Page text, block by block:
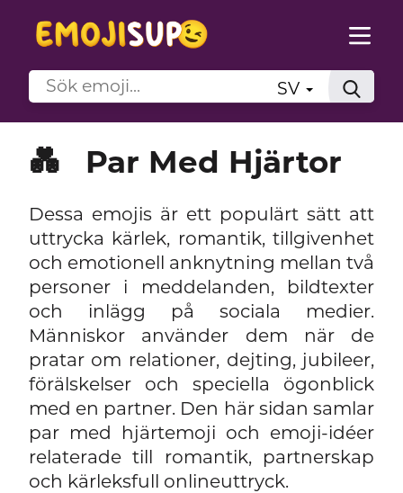
SV
💑 Par Med Hjärtor
Dessa emojis är ett populärt sätt att
uttrycka kärlek, romantik, tillgivenhet
och emotionell anknytning mellan två
personer i meddelanden, bildtexter
och inlägg på sociala medier.
Människor använder dem när de
pratar om relationer, dejting, jubileer,
förälskelser och speciella ögonblick
med en partner. Den här sidan samlar
par med hjärtemoji och emoji-idéer
relaterade till romantik, partnerskap
och kärleksfull onlineuttryck.